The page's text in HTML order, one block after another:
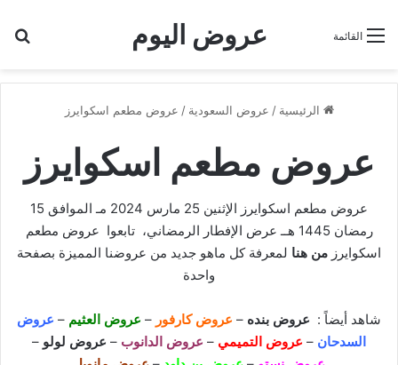
عروض اليوم القائمة
الرئيسية / عروض السعودية / عروض مطعم اسكوايرز
عروض مطعم اسكوايرز
عروض مطعم اسكوايرز الإثنين 25 مارس 2024 مـ الموافق 15
رمضان 1445 هــ عرض الإفطار الرمضاني، تابعوا عروض مطعم
اسكوايرز من هنا لمعرفة كل ماهو جديد من عروضنا المميزة بصفحة
واحدة
شاهد أيضاً : عروض بنده – عروض كارفور – عروض العثيم – عروض
السدحان – عروض التميمي – عروض الدانوب – عروض لولو –